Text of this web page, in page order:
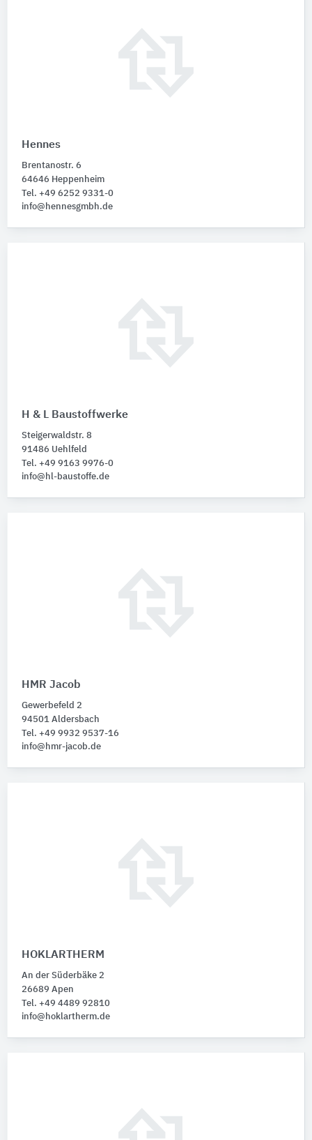
Hennes
Brentanostr. 6
64646 Heppenheim
Tel. +49 6252 9331-0
info@hennesgmbh.de
H & L Baustoffwerke
Steigerwaldstr. 8
91486 Uehlfeld
Tel. +49 9163 9976-0
info@hl-baustoffe.de
HMR Jacob
Gewerbefeld 2
94501 Aldersbach
Tel. +49 9932 9537-16
info@hmr-jacob.de
HOKLARTHERM
An der Süderbäke 2
26689 Apen
Tel. +49 4489 92810
info@hoklartherm.de